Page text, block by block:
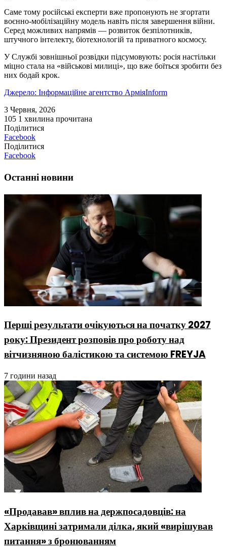
Саме тому російські експерти вже пропонують не згортати
воєнно-мобілізаційну модель навіть після завершення війни.
Серед можливих напрямів — розвиток безпілотників,
штучного інтелекту, біотехнологій та приватного космосу.
У Службі зовнішньої розвідки підсумовують: росія настільки
міцно стала на «військові милиці», що вже боїться зробити без
них бодай крок.
Джерело: Інформаційне агентство АрміяInform
3 Червня, 2026
105 1 хвилина прочитана
Поділитися
Facebook
Поділитися
Facebook
Останні новини
Перші результати очікуються на початку 2027
року: Президент розповів про роботу над
вітчизняною балістикою та системою FREYJA
7 години назад
«Продавав» вплив на держпосадовців: на
Харківщині затримали ділка, який «вирішував
питання» з бронюванням